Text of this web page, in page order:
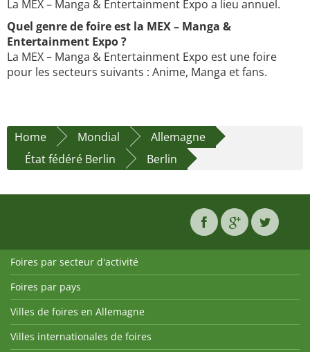
La MEX – Manga & Entertainment Expo a lieu annuel.
Quel genre de foire est la MEX – Manga &
Entertainment Expo ?
La MEX – Manga & Entertainment Expo est une foire
pour les secteurs suivants : Anime, Manga et fans.
Home Mondial
Allemagne
État fédéré Berlin
Berlin
Foires par secteur d'activité
Foires par pays
Villes de foires en Allemagne
Villes internationales de foires